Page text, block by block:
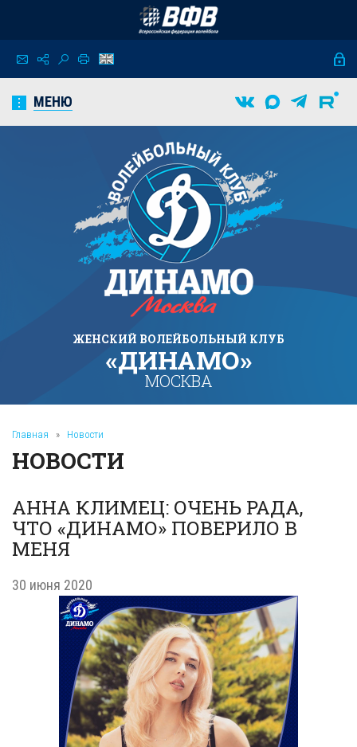
МЕНЮ
ЖЕНСКИЙ ВОЛЕЙБОЛЬНЫЙ КЛУБ
«ДИНАМО»
МОСКВА
Главная » Новости
НОВОСТИ
АННА КЛИМЕЦ: ОЧЕНЬ РАДА,
ЧТО «ДИНАМО» ПОВЕРИЛО В
МЕНЯ
30 июня 2020